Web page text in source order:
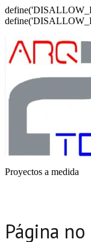
Proyectos a medida
Página